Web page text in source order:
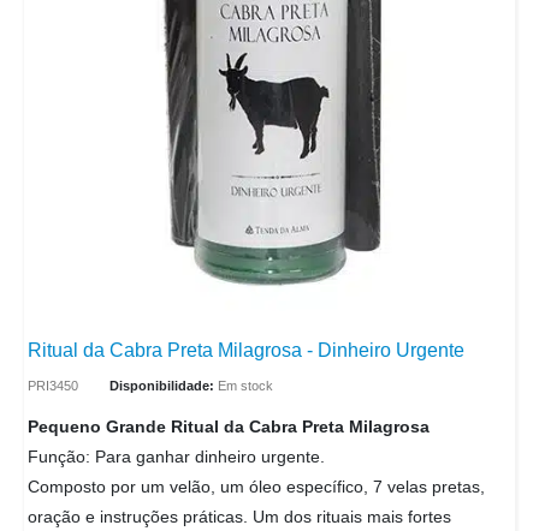
Ritual da Cabra Preta Milagrosa - Dinheiro Urgente
PRI3450 Disponibilidade: Em stock
Pequeno Grande Ritual da Cabra Preta Milagrosa
Função: Para ganhar dinheiro urgente.
Composto por um velão, um óleo específico, 7 velas pretas,
oração e instruções práticas. Um dos rituais mais fortes